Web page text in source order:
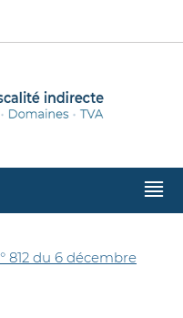
812 du 6 décembre